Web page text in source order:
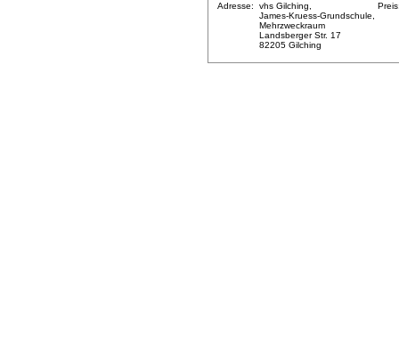
Adresse:
vhs Gilching,
James-Kruess-Grundschule,
Mehrzweckraum
Landsberger Str. 17
82205 Gilching